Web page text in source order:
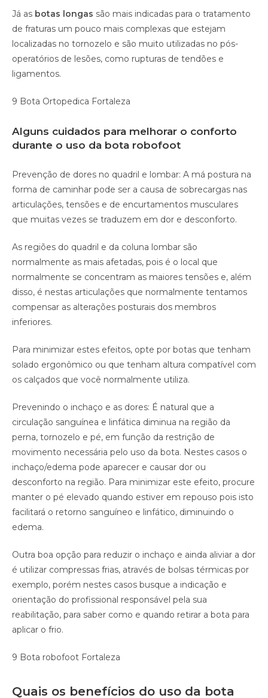
Já as botas longas são mais indicadas para o tratamento
de fraturas um pouco mais complexas que estejam
localizadas no tornozelo e são muito utilizadas no pós-
operatórios de lesões, como rupturas de tendões e
ligamentos.
9 Bota Ortopedica Fortaleza
Alguns cuidados para melhorar o conforto
durante o uso da bota robofoot
Prevenção de dores no quadril e lombar: A má postura na
forma de caminhar pode ser a causa de sobrecargas nas
articulações, tensões e de encurtamentos musculares
que muitas vezes se traduzem em dor e desconforto.
As regiões do quadril e da coluna lombar são
normalmente as mais afetadas, pois é o local que
normalmente se concentram as maiores tensões e, além
disso, é nestas articulações que normalmente tentamos
compensar as alterações posturais dos membros
inferiores.
Para minimizar estes efeitos, opte por botas que tenham
solado ergonômico ou que tenham altura compatível com
os calçados que você normalmente utiliza.
Prevenindo o inchaço e as dores: É natural que a
circulação sanguínea e linfática diminua na região da
perna, tornozelo e pé, em função da restrição de
movimento necessária pelo uso da bota. Nestes casos o
inchaço/edema pode aparecer e causar dor ou
desconforto na região. Para minimizar este efeito, procure
manter o pé elevado quando estiver em repouso pois isto
facilitará o retorno sanguíneo e linfático, diminuindo o
edema.
Outra boa opção para reduzir o inchaço e ainda aliviar a dor
é utilizar compressas frias, através de bolsas térmicas por
exemplo, porém nestes casos busque a indicação e
orientação do profissional responsável pela sua
reabilitação, para saber como e quando retirar a bota para
aplicar o frio.
9 Bota robofoot Fortaleza
Quais os benefícios do uso da bota